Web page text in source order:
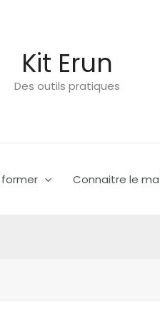
Kit Erun
Des outils pratiques
Connaitre le